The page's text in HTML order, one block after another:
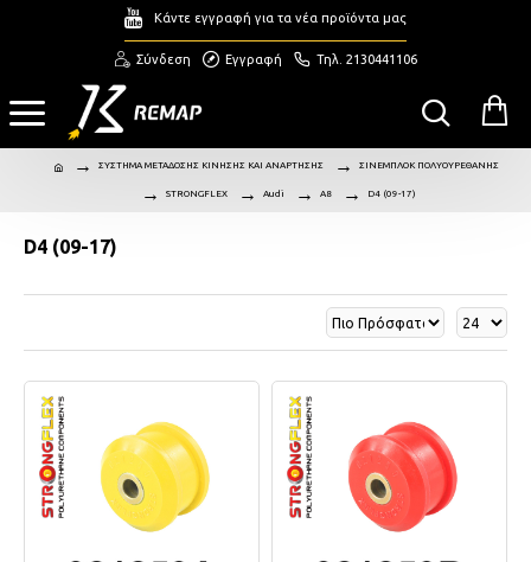
Κάντε εγγραφή για τα νέα προϊόντα μας
Σύνδεση Εγγραφή Τηλ. 2130441106
ΣΥΣΤΗΜΑ ΜΕΤΑΔΟΣΗΣ ΚΙΝΗΣΗΣ ΚΑΙ ΑΝΑΡΤΗΣΗΣ ΣΙΝΕΜΠΛΟΚ ΠΟΛΥΟΥΡΕΘΑΝΗΣ
STRONGFLEX Audi A8 D4 (09-17)
D4 (09-17)